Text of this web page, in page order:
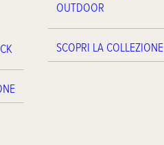
OUTDOOR
SCOPRI LA COLLEZIONE